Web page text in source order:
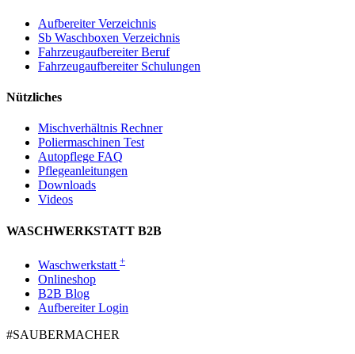
Aufbereiter Verzeichnis
Sb Waschboxen Verzeichnis
Fahrzeugaufbereiter Beruf
Fahrzeugaufbereiter Schulungen
Nützliches
Mischverhältnis Rechner
Poliermaschinen Test
Autopflege FAQ
Pflegeanleitungen
Downloads
Videos
WASCHWERKSTATT B2B
Waschwerkstatt +
Onlineshop
B2B Blog
Aufbereiter Login
#SAUBER­MACHER